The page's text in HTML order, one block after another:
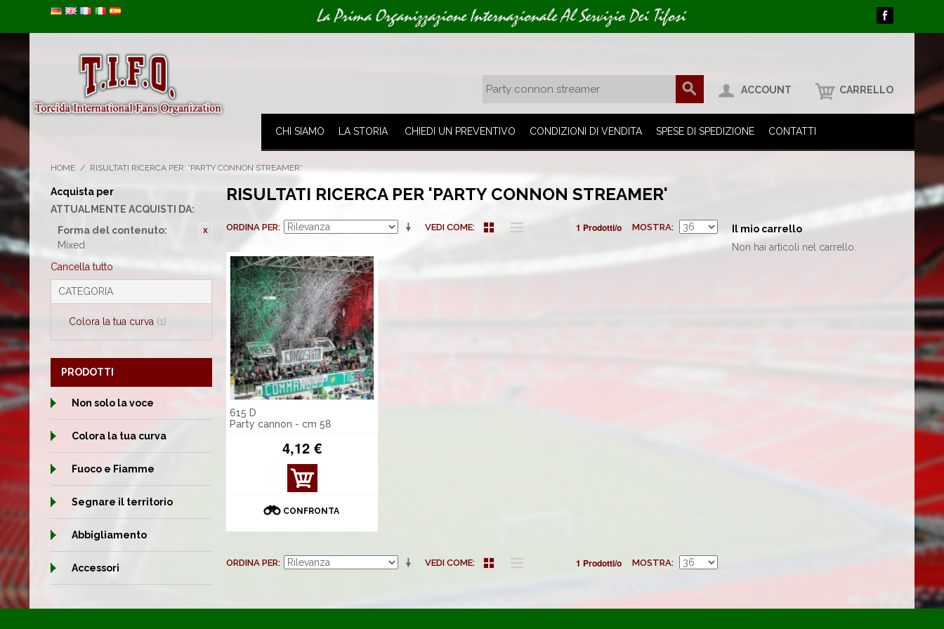
La Prima Organizzazione Internazionale Al Servizio Dei Tifosi
ACCOUNT CARRELLO
CHI SIAMO LA STORIA CHIEDI UN PREVENTIVO CONDIZIONI DI VENDITA SPESE DI SPEDIZIONE CONTATTI
HOME / RISULTATI RICERCA PER: 'PARTY CONNON STREAMER'
Acquista per
ATTUALMENTE ACQUISTI DA:
Forma del contenuto:
Mixed
Cancella tutto
CATEGORIA
Colora la tua curva (1)
RISULTATI RICERCA PER 'PARTY CONNON STREAMER'
VEDI COME
ORDINA PER 1 Prodotti/o MOSTRA
615 D
Party cannon - cm 58
4,12 €
MOS
TRA
TAGL
I
CONFRONTA
VEDI COME
ORDINA PER 1 Prodotti/o MOSTRA
PRODOTTI
Non solo la voce
Colora la tua curva
Fuoco e Fiamme
Segnare il territorio
Abbigliamento
Accessori
Il mio carrello
Non hai articoli nel carrello.